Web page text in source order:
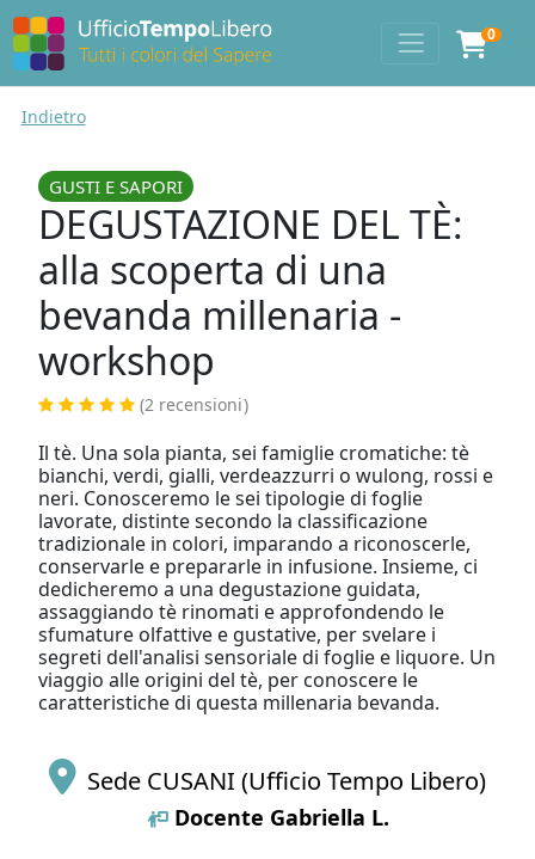
0
Indietro
GUSTI E SAPORI
DEGUSTAZIONE DEL TÈ:
alla scoperta di una
bevanda millenaria -
workshop
(2 recensioni)
Il tè. Una sola pianta, sei famiglie cromatiche: tè
bianchi, verdi, gialli, verdeazzurri o wulong, rossi e
neri. Conosceremo le sei tipologie di foglie
lavorate, distinte secondo la classificazione
tradizionale in colori, imparando a riconoscerle,
conservarle e prepararle in infusione. Insieme, ci
dedicheremo a una degustazione guidata,
assaggiando tè rinomati e approfondendo le
sfumature olfattive e gustative, per svelare i
segreti dell'analisi sensoriale di foglie e liquore. Un
viaggio alle origini del tè, per conoscere le
caratteristiche di questa millenaria bevanda.
Sede CUSANI (Ufficio Tempo Libero)
Docente Gabriella L.